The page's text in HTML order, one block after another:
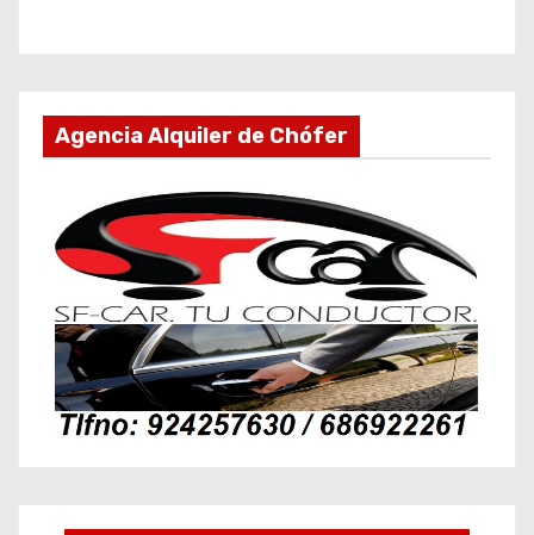
Agencia Alquiler de Chófer